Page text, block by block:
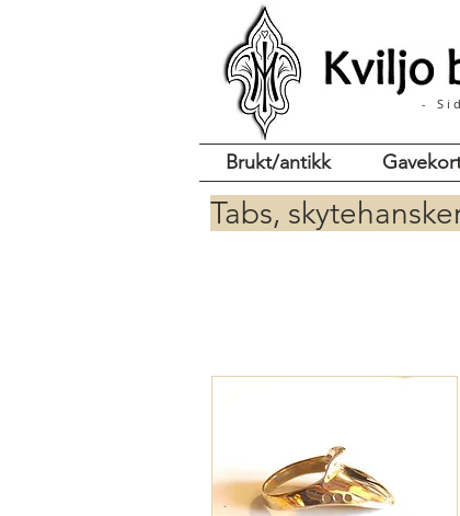
-
Brukt/antikk
Tabs,